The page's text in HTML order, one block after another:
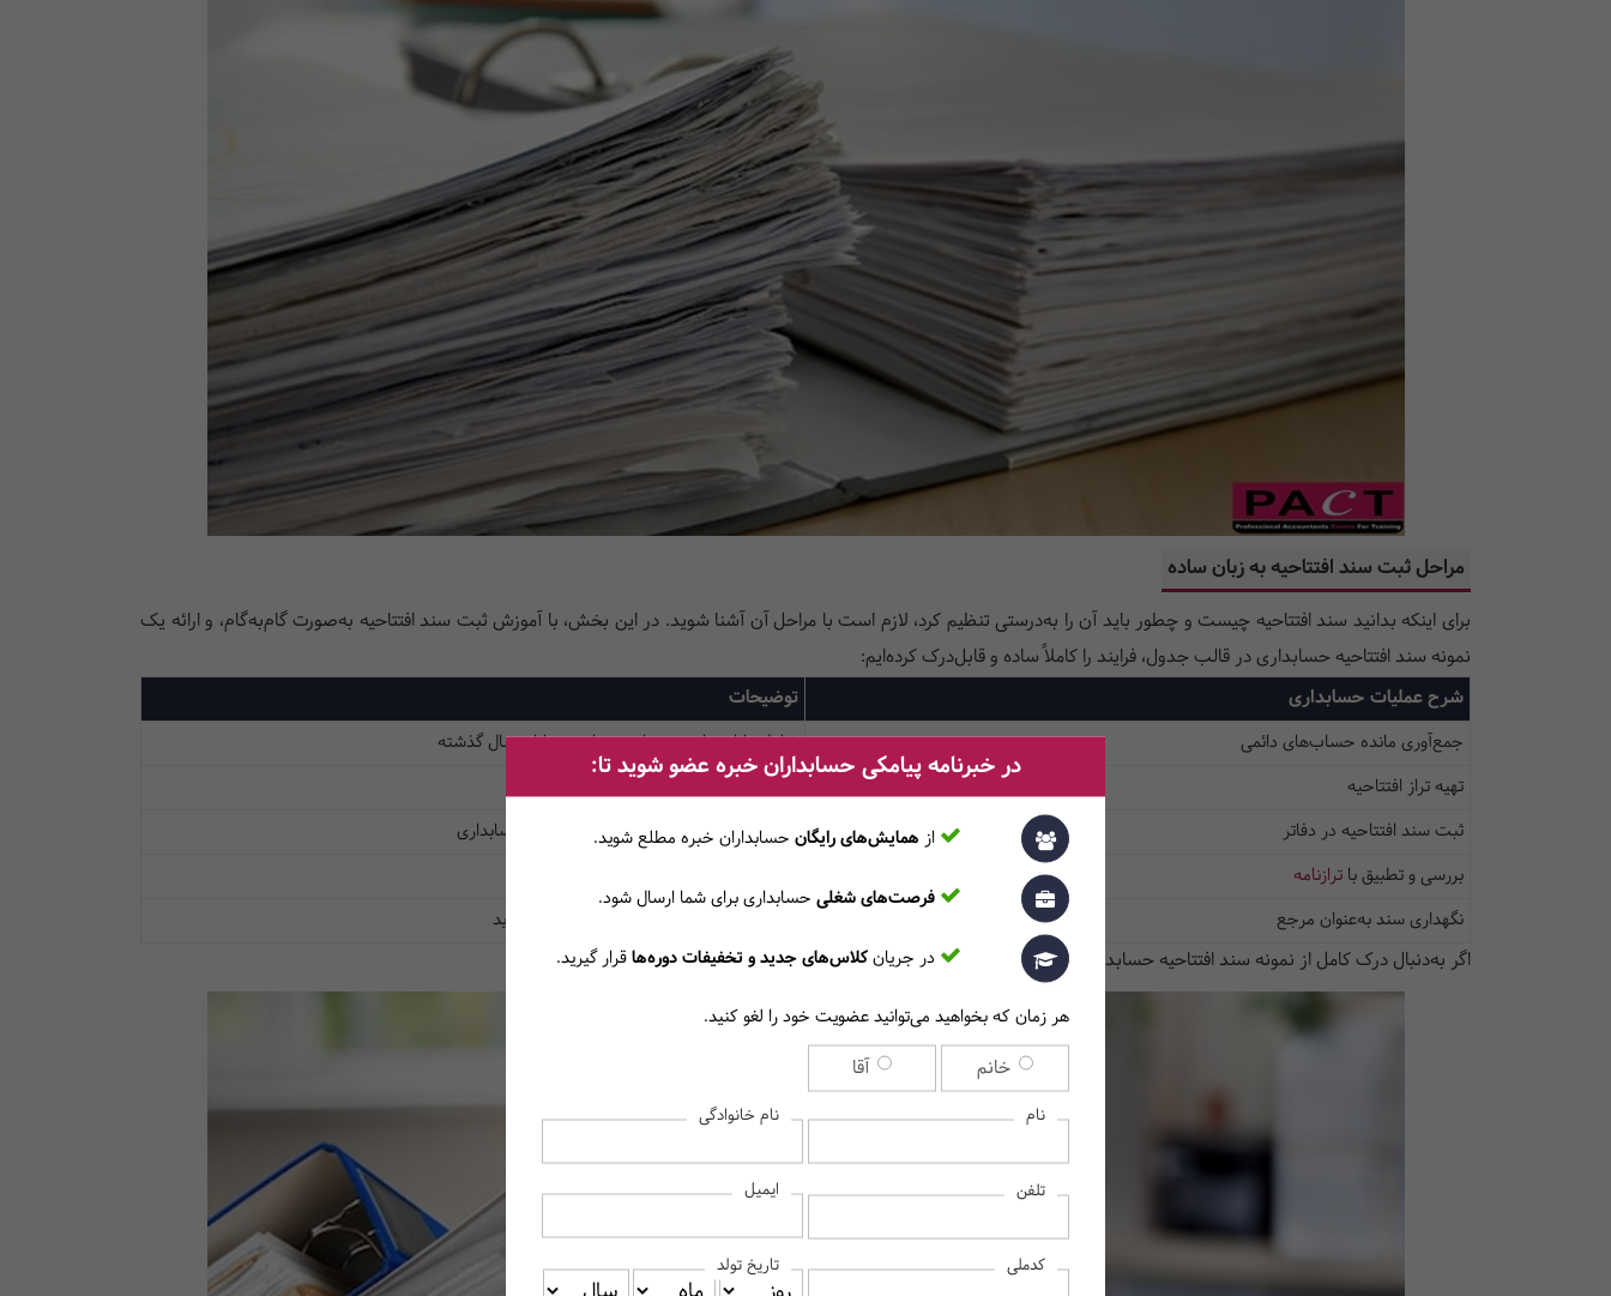
مراحل ثبت سند افتتاحیه به زبان ساده
برای اینکه بدانید سند افتتاحیه چیست و چطور باید آن را به‌درستی تنظیم کرد، لازم است با مراحل آن آشنا شوید. در این بخش، با آموزش ثبت سند افتتاحیه به‌صورت گام‌به‌گام، و ارائه یک
نمونه سند افتتاحیه حسابداری در قالب جدول، فرایند را کاملاً ساده و قابل‌درک کرده‌ایم:
شرح عملیات حسابداری
توضیحات
جمع‌آوری مانده حساب‌های دائمی
شامل دارایی‌ها، بدهی‌ها و سرمایه در پایان سال گذشته
تهیه تراز افتتاحیه
انتقال مانده‌های دائمی به سال مالی جدید
ثبت سند افتتاحیه در دفاتر
ثبت اطلاعات در دفاتر روزنامه یا نرم‌افزار حسابداری
بررسی و تطبیق با ترازنامه
نگهداری سند به‌عنوان مرجع
استفاده از سند در گزارش‌های مالی سال جدید
اگر به‌دنبال درک کامل از نمونه سند افتتاحیه حسابداری هستید، این جدول می‌تواند پایه مناسبی برای شروع کار شما باشد.
در خبرنامه پیامکی حسابداران خبره عضو شوید تا:
از همایش‌های رایگان حسابداران خبره مطلع ‎شوید.
فرصت‌های شغلی حسابداری برای شما ارسال شود.
در جریانکلاس‌های جدید و تخفیفات دوره‌هاقرار گیرید.
هر زمان که بخواهید می‌توانید عضویت خود را لغو کنید.
خانم آقا
نام نام خانوادگی
تلفن ایمیل
کدملی تاریخ تولد